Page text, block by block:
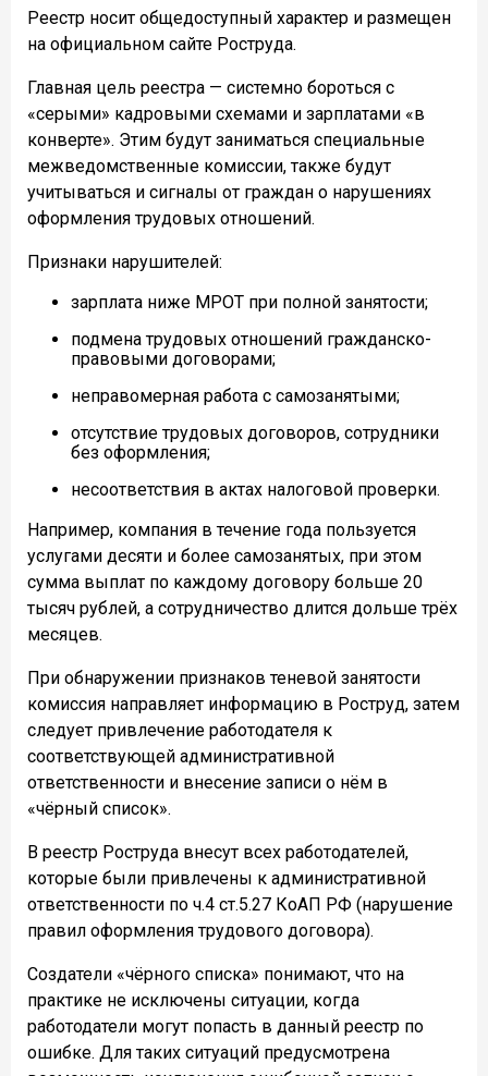
Реестр носит общедоступный характер и размещен
на официальном сайте Роструда.
Главная цель реестра — системно бороться с
«серыми» кадровыми схемами и зарплатами «в
конверте». Этим будут заниматься специальные
межведомственные комиссии, также будут
учитываться и сигналы от граждан о нарушениях
оформления трудовых отношений.
Признаки нарушителей:
зарплата ниже МРОТ при полной занятости;
подмена трудовых отношений гражданско-
правовыми договорами;
неправомерная работа с самозанятыми;
отсутствие трудовых договоров, сотрудники
без оформления;
несоответствия в актах налоговой проверки.
Например, компания в течение года пользуется
услугами десяти и более самозанятых, при этом
сумма выплат по каждому договору больше 20
тысяч рублей, а сотрудничество длится дольше трёх
месяцев.
При обнаружении признаков теневой занятости
комиссия направляет информацию в Роструд, затем
следует привлечение работодателя к
соответствующей административной
ответственности и внесение записи о нём в
«чёрный список».
В реестр Роструда внесут всех работодателей,
которые были привлечены к административной
ответственности по ч.4 ст.5.27 КоАП РФ (нарушение
правил оформления трудового договора).
Создатели «чёрного списка» понимают, что на
практике не исключены ситуации, когда
работодатели могут попасть в данный реестр по
ошибке. Для таких ситуаций предусмотрена